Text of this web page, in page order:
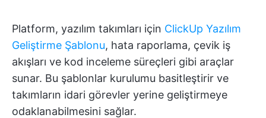
Platform, yazılım takımları için ClickUp Yazılım
Geliştirme Şablonu, hata raporlama, çevik iş
akışları ve kod inceleme süreçleri gibi araçlar
sunar. Bu şablonlar kurulumu basitleştirir ve
takımların idari görevler yerine geliştirmeye
odaklanabilmesini sağlar.